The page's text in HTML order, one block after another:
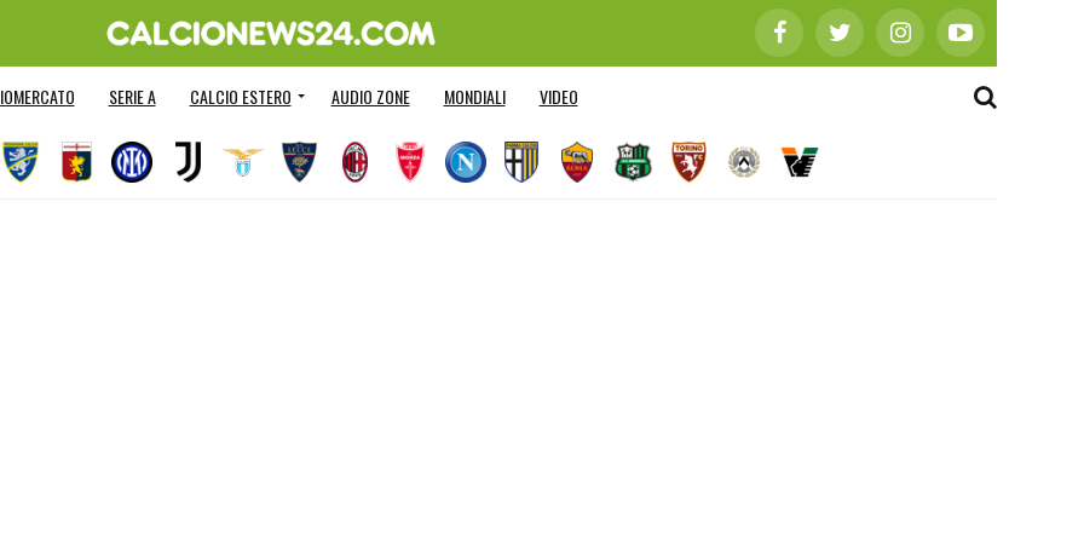
SERIE A CALCIO ESTERO AUDIO ZONE MONDIALI VIDEO